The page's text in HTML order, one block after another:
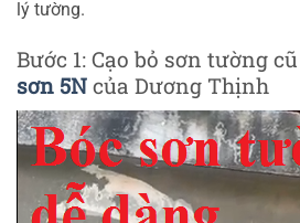
lý tường.
Bước 1: Cạo bỏ sơn tường
sơn 5N của Dương Thịnh